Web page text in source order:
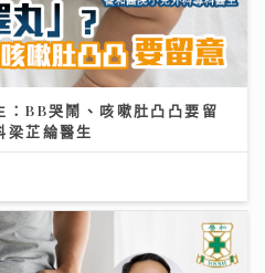
：BB哭鬧、咳嗽肚凸凸要留
梁芷綸醫生